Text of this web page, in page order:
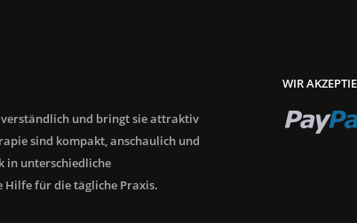
verständlich und bringt sie attraktiv
sind kompakt, anschaulich und
in unterschiedliche
Hilfe für die tägliche Praxis.
WIR